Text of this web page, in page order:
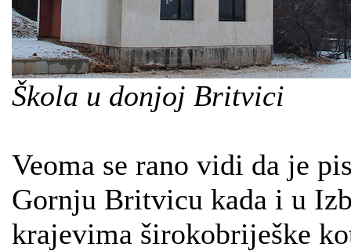
Škola u donjoj Britvici
Veoma se rano vidi da je
Gornju Britvicu kada i u
krajevima širokobriješke